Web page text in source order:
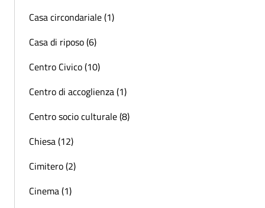
Casa circondariale (1)
Casa di riposo (6)
Centro Civico (10)
Centro di accoglienza (1)
Centro socio culturale (8)
Chiesa (12)
Cimitero (2)
Cinema (1)